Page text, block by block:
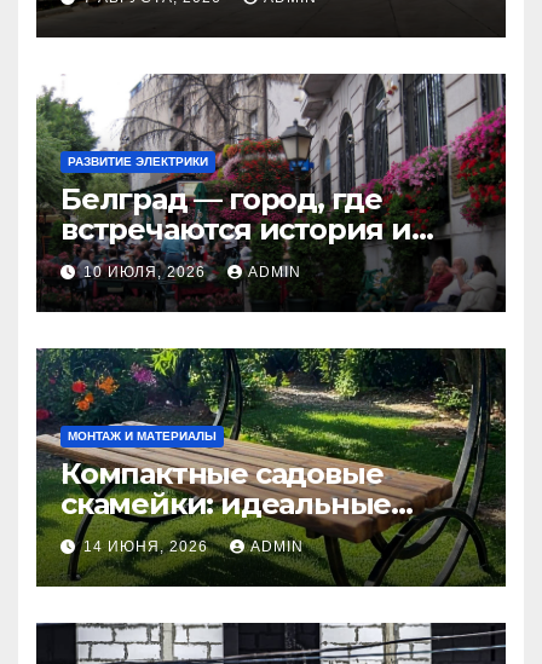
Китая в Казахстан
РАЗВИТИЕ ЭЛЕКТРИКИ
Белград — город, где
встречаются история и
современность
10 ИЮЛЯ, 2026 ADMIN
МОНТАЖ И МАТЕРИАЛЫ
Компактные садовые
скамейки: идеальные
решения Madmetal.ru для
маленьких участков
14 ИЮНЯ, 2026 ADMIN